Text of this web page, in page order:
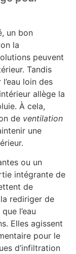
un bon
la
peuvent
Tandis
loin des
allège la
À cela,
de ventilation
une
ou un
intégrante de
de
rediriger de
l’eau
Elles agissent
pour le
d’infiltration